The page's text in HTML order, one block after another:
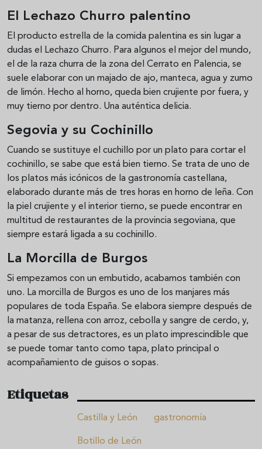
El Lechazo Churro palentino
El producto estrella de la comida palentina es sin lugar a
dudas el Lechazo Churro. Para algunos el mejor del mundo,
el de la raza churra de la zona del Cerrato en Palencia, se
suele elaborar con un majado de ajo, manteca, agua y zumo
de limón. Hecho al horno, queda bien crujiente por fuera, y
muy tierno por dentro. Una auténtica delicia.
Segovia y su Cochinillo
Cuando se sustituye el cuchillo por un plato para cortar el
cochinillo, se sabe que está bien tierno. Se trata de uno de
los platos más icónicos de la gastronomía castellana,
elaborado durante más de tres horas en horno de leña. Con
la piel crujiente y el interior tierno, se puede encontrar en
multitud de restaurantes de la provincia segoviana, que
siempre estará ligada a su cochinillo.
La Morcilla de Burgos
Si empezamos con un embutido, acabamos también con
uno. La morcilla de Burgos es uno de los manjares más
populares de toda España. Se elabora siempre después de
la matanza, rellena con arroz, cebolla y sangre de cerdo, y,
a pesar de sus detractores, es un plato imprescindible que
se puede tomar tanto como tapa, plato principal o
acompañamiento de guisos o sopas.
Etiquetas
Castilla y León gastronomía
Botillo de León